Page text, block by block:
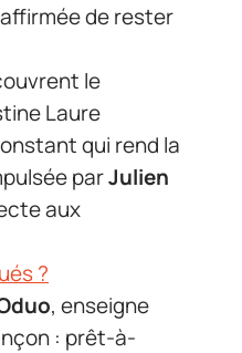
de rester
le
Laure
qui rend la
parJulien
aux
?
, enseigne
: prêt-à-